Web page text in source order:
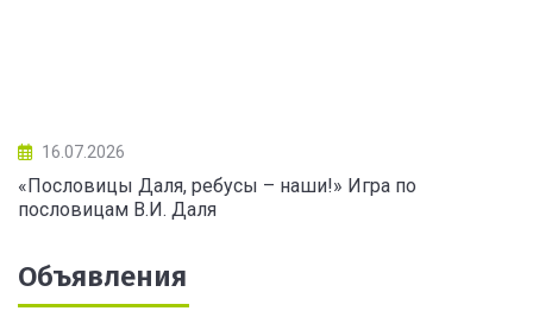
16.07.2026
«Пословицы Даля, ребусы – наши!» Игра по
пословицам В.И. Даля
Объявления